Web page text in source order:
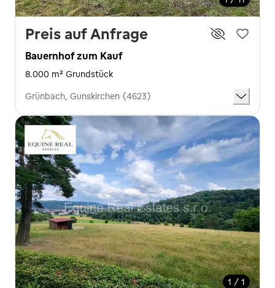
Preis auf Anfrage
Bauernhof zum Kauf
8.000 m² Grundstück
Grünbach, Gunskirchen (4623)
1 / 1